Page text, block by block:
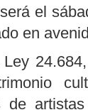
el
en
de